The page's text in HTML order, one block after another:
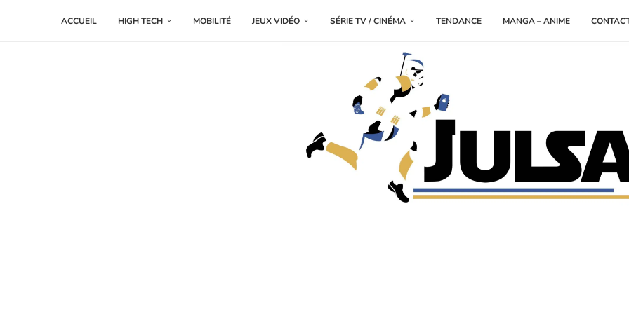
ACCUEIL HIGH TECH MOBILITÉ JEUX VIDÉO SÉRIE TV / CINÉMA TENDANCE MANGA – ANIME